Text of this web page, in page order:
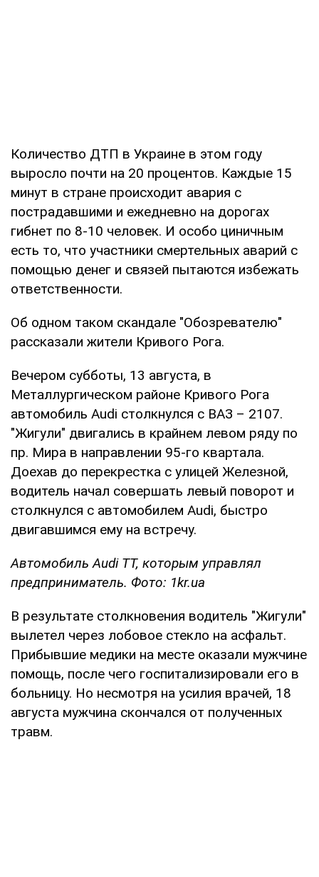
Количество ДТП в Украине в этом году
выросло почти на 20 процентов. Каждые 15
минут в стране происходит авария с
пострадавшими и ежедневно на дорогах
гибнет по 8-10 человек. И особо циничным
есть то, что участники смертельных аварий с
помощью денег и связей пытаются избежать
ответственности.
Об одном таком скандале "Обозревателю"
рассказали жители Кривого Рога.
Вечером субботы, 13 августа, в
Металлургическом районе Кривого Рога
автомобиль Audi столкнулся с ВАЗ – 2107.
"Жигули" двигались в крайнем левом ряду по
пр. Мира в направлении 95-го квартала.
Доехав до перекрестка с улицей Железной,
водитель начал совершать левый поворот и
столкнулся с автомобилем Audi, быстро
двигавшимся ему на встречу.
Автомобиль Audi TT, которым управлял
предприниматель. Фото: 1kr.ua
В результате столкновения водитель "Жигули"
вылетел через лобовое стекло на асфальт.
Прибывшие медики на месте оказали мужчине
помощь, после чего госпитализировали его в
больницу. Но несмотря на усилия врачей, 18
августа мужчина скончался от полученных
травм.